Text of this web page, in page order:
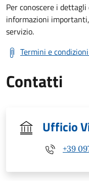
Per conoscere i
informazioni
servizio.
Termini e
Contatti
Ufficio
+39